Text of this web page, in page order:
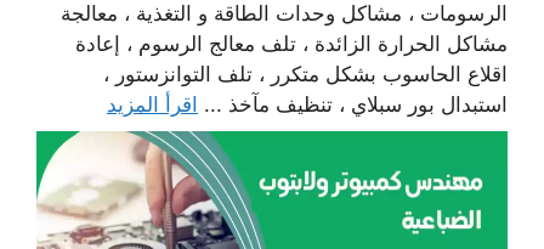
الرسومات ، مشاكل وحدات الطاقة و التغذية ، معالجة
مشاكل الحرارة الزائدة ، تلف معالج الرسوم ، إعادة
اقلاع الحاسوب بشكل متكرر ، تلف التوانزستور ،
استبدال بور سبلاي ، تنظيف مآخذ ... اقرأ المزيد